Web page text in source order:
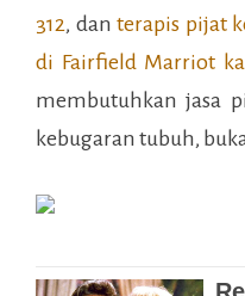
312, danterapis pijat
di Fairfield Marriot
membutuhkan jasa
kebugaran tubuh,